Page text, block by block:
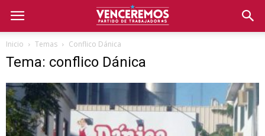
Inicio Temas Conflico Dánica
Tema: conflico Dánica